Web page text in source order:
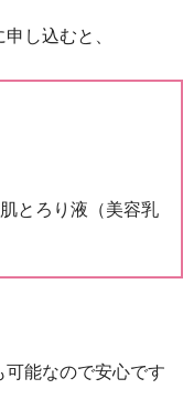
し込むと、
とろり液（美容乳
能なので安心です